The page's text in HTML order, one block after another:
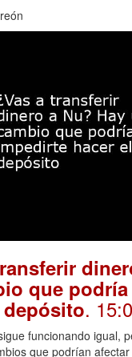
que
.
funcionando igual,
que podrían